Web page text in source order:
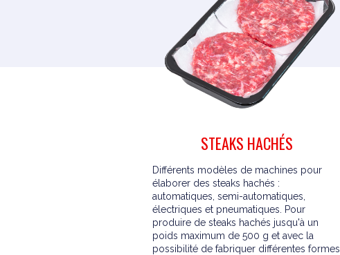
STEAKS HACHÉS
Différents modèles de machines pour
élaborer des steaks hachés :
automatiques, semi-automatiques,
électriques et pneumatiques. Pour
produire de steaks hachés jusqu'à un
poids maximum de 500 g et avec la
possibilité de fabriquer différentes formes